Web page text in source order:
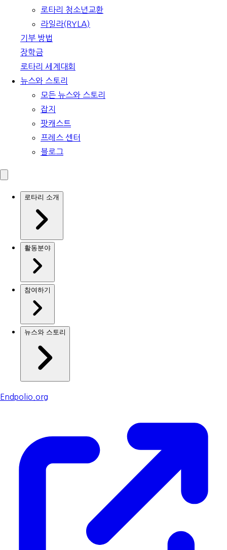
로타리 청소년교환
라일라(RYLA)
기부 방법
장학금
로타리 세계대회
뉴스와 스토리
모든 뉴스와 스토리
잡지
팟캐스트
프레스 센터
블로그
로타리 소개
활동분야
참여하기
뉴스와 스토리
Endpolio.org